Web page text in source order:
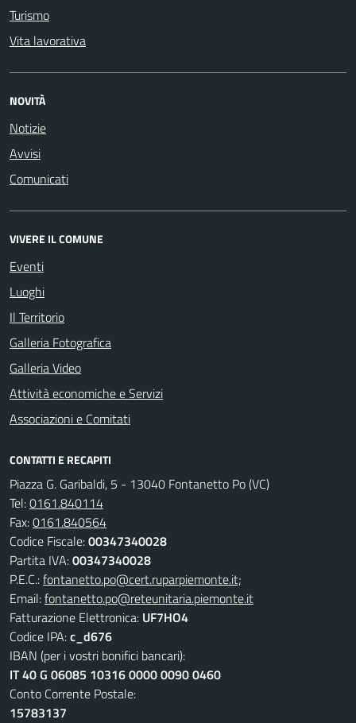
Turismo
Vita lavorativa
NOVITÀ
Notizie
Avvisi
Comunicati
VIVERE IL COMUNE
Eventi
Luoghi
Il Territorio
Galleria Fotografica
Galleria Video
Attività economiche e Servizi
Associazioni e Comitati
CONTATTI E RECAPITI
Piazza G. Garibaldi, 5 - 13040 Fontanetto Po (VC)
Tel:0161.840114
Fax:0161.840564
Codice Fiscale:00347340028
Partita IVA:00347340028
P.E.C.:fontanetto.po@cert.ruparpiemonte.it;
Email:fontanetto.po@reteunitaria.piemonte.it
Fatturazione Elettronica: UF7HO4
Codice IPA:c_d676
IBAN (per i vostri bonifici bancari):
IT 40 G 06085 10316 0000 0090 0460
Conto Corrente Postale:
15783137